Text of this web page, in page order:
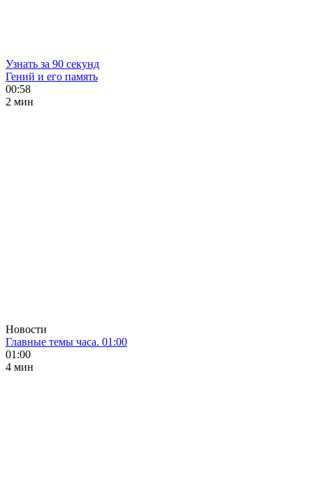
Узнать за 90 секунд
Гений и его память
00:58
2 мин
Новости
Главные темы часа. 01:00
01:00
4 мин